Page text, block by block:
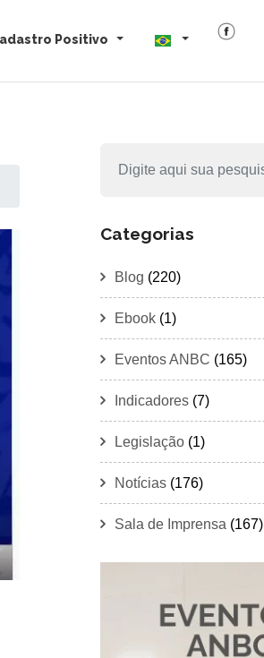
Positivo
Categorias
Blog (220)
Ebook (1)
Eventos ANBC (165)
Indicadores (7)
Legislação (1)
Notícias (176)
Sala de Imprensa (167)